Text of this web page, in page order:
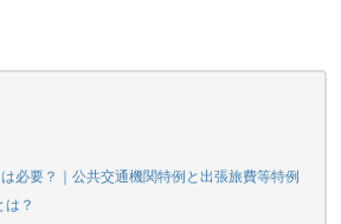
必要？｜公共交通機関特例と出張旅費等特例
は？